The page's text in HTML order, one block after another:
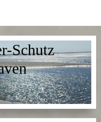
Schutz